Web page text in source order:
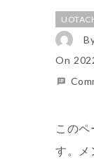
On
この
す。メ